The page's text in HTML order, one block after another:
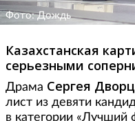
Фото: Дождь
Казахстанская
серьезными
Драма Сергея
лист из девяти
в категории